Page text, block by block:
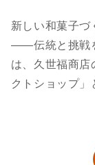
新しい和菓子づ
——伝統と挑戦
は、久世福商店
クトショップ」